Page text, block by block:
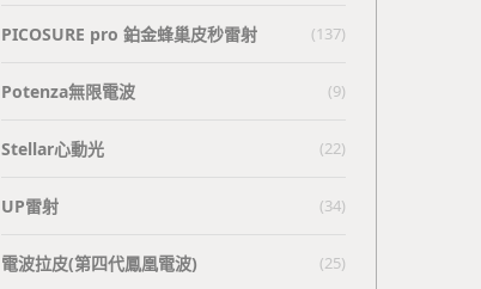
PICOSURE pro 鉑金蜂巢皮秒雷射 (137)
Potenza無限電波 (9)
Stellar心動光 (22)
UP雷射 (34)
電波拉皮(第四代鳳凰電波) (25)